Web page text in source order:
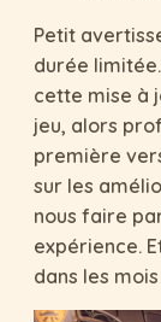
Petit
durée
cette mise à
jeu, alors
première
sur les
nous faire
expérience.
dans les